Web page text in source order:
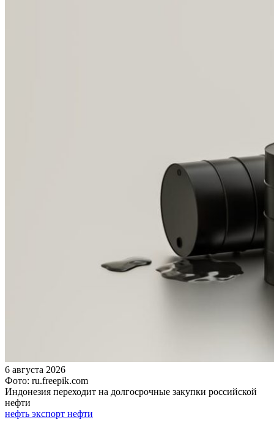
6 августа 2026
Фото: ru.freepik.com
Индонезия переходит на долгосрочные закупки российской
нефти
нефть экспорт нефти